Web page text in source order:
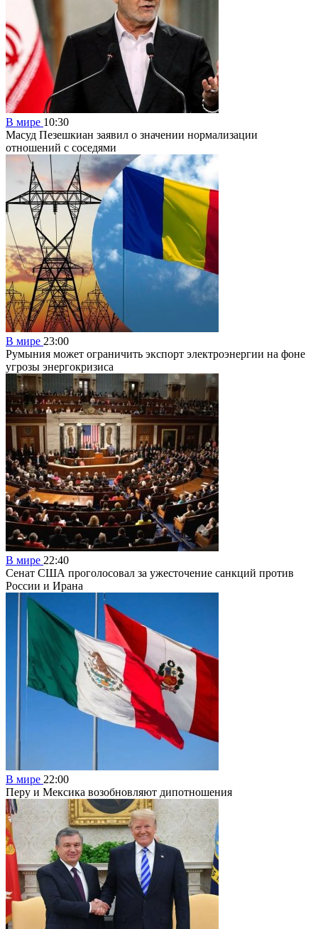
В мире 10:30
Масуд Пезешкиан заявил о значении нормализации
отношений с соседями
В мире 23:00
Румыния может ограничить экспорт электроэнергии на фоне
угрозы энергокризиса
В мире 22:40
Сенат США проголосовал за ужесточение санкций против
России и Ирана
В мире 22:00
Перу и Мексика возобновляют дипотношения